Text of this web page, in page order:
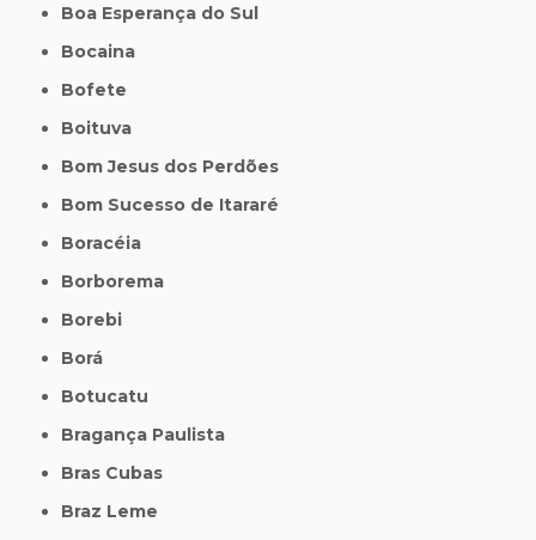
Boa Esperança do Sul
Bocaina
Bofete
Boituva
Bom Jesus dos Perdões
Bom Sucesso de Itararé
Boracéia
Borborema
Borebi
Borá
Botucatu
Bragança Paulista
Bras Cubas
Braz Leme